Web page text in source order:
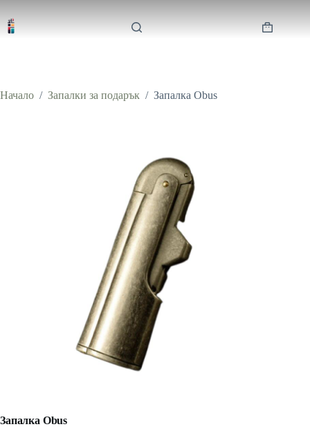
content
Shopping
Начало / Запалки за подарък / Запалка Obus
Запалка Obus